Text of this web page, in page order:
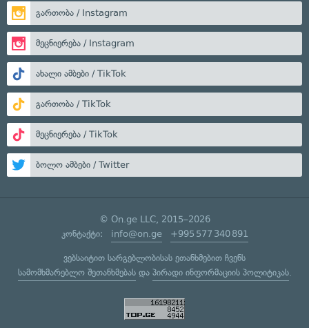
გართობა / Instagram
მეცნიერება / Instagram
ახალი ამბები / TikTok
გართობა / TikTok
მეცნიერება / TikTok
ბოლო ამბები / Twitter
© On.ge LLC, 2015–2026
კონტაქტი: info@on.ge +995 577 340 891
ვებსაიტით სარგებლობისას ეთანხმებით ჩვენს
სამომხმარებლო შეთანხმებასდა პირადი ინფორმაციის პოლიტიკას.